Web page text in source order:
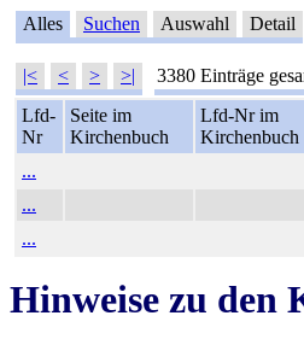
Alles Suchen Auswahl Detail
|< < > >| 3380 Einträge
Lfd-
Nr
Seite im
Kirchenbuch
Lfd-Nr im
Kirchenbuch
...
...
...
Hinweise zu den